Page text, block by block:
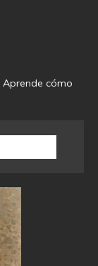
Aprende cómo